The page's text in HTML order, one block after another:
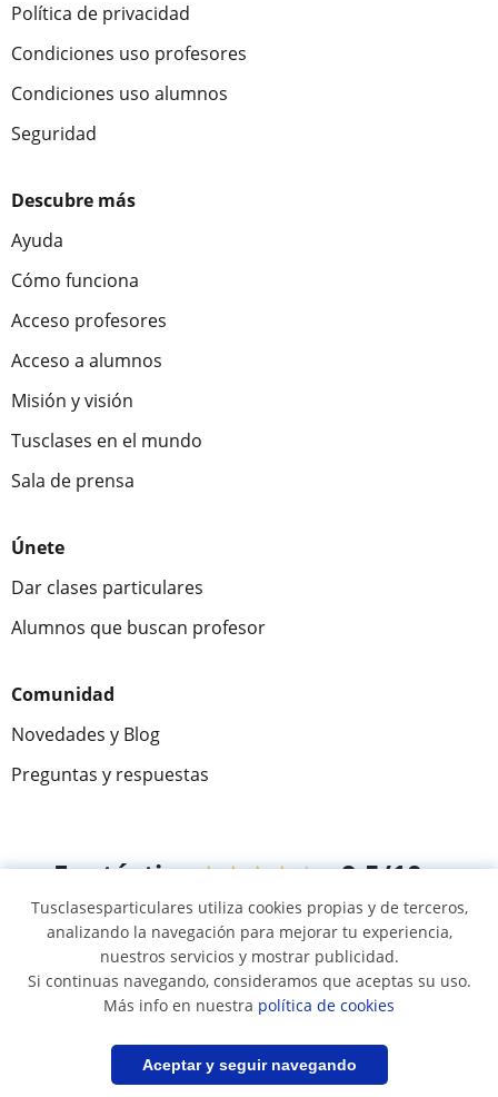
Guardar búsqueda
Política de privacidad
Condiciones uso profesores
Condiciones uso alumnos
Seguridad
Descubre más
Ayuda
Cómo funciona
Acceso profesores
Acceso a alumnos
Misión y visión
Tusclases en el mundo
Sala de prensa
Únete
Dar clases particulares
Alumnos que buscan profesor
Comunidad
Novedades y Blog
Preguntas y respuestas
Fantástica★★★★★ 9,5/10
305915 opiniones de alumnos
© 2007 - 2026 Tusclasesparticulares.com.ec
Mapa web:Profesores particulares
Tusclasesparticulares utiliza cookies propias y de terceros,
analizando la navegación para mejorar tu experiencia,
nuestros servicios y mostrar publicidad.
Si continuas navegando, consideramos que aceptas su uso.
Más info en nuestra política de cookies
Aceptar y seguir navegando